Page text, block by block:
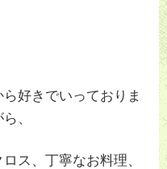
好きでいっておりま
、
ス、丁寧なお料理、